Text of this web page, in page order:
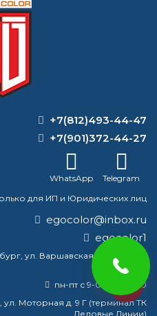
ОТВЕТ
бронза?
при низкой
+7(812)493-44-47
+7(901)372-44-27
WhatsApp
Telegram
для ИП и Юридических лиц
egocolor@inbox.ru
egocolor1
ул. Варшавская, д5 к2, офис
пн-пт с 9-00 до 18-00
Моторная д. 9 Г (терминал ТК
Деловые Линии)